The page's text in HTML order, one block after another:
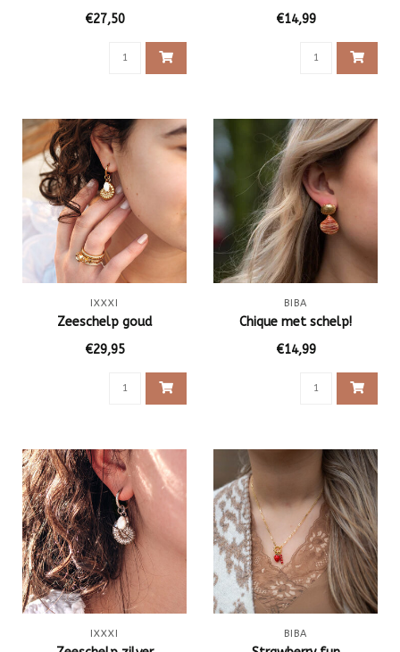
€27,50
€14,99
IXXXI
Zeeschelp goud
€29,95
BIBA
Chique met schelp!
€14,99
IXXXI BIBA